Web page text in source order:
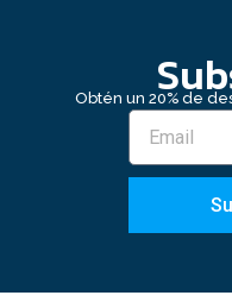
Obtén un 20% de